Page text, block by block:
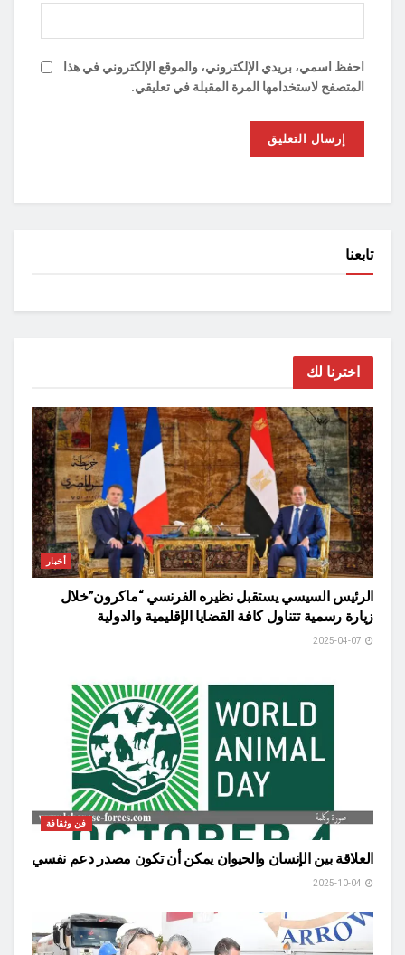
احفظ اسمي، بريدي الإلكتروني، والموقع الإلكتروني في هذا
المتصفح لاستخدامها المرة المقبلة في تعليقي.
تابعنا
اخترنا لك
أخبار
الرئيس السيسي يستقبل نظيره الفرنسي “ماكرون”خلال
زيارة رسمية تتناول كافة القضايا الإقليمية والدولية
فن وثقافة
العلاقة بين الإنسان والحيوان يمكن أن تكون مصدر دعم نفسي